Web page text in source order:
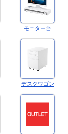
モニター台
デスクワゴン